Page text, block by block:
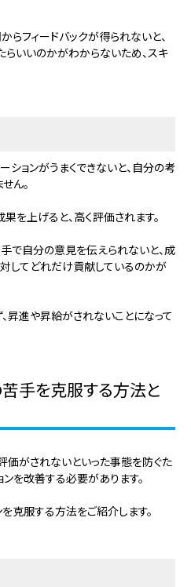
らフィードバックが得られないと、
らいいのかがわからないため、スキ
ョンがうまくできないと、自分の考
ん。
を上げると、高く評価されます。
で自分の意見を伝えられないと、成
してどれだけ貢献しているのかが
昇進や昇給がされないことになって
苦手を克服する方法と
価がされないといった事態を防ぐた
を改善する必要があります。
克服する方法をご紹介します。